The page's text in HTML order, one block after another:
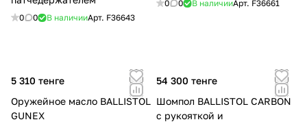
0 0 В наличииАрт. F36643
0 0 В наличииАрт. F36661
5 310 тенге
Оружейное масло BALLISTOL
GUNEX
54 300 тенге
Шомпол BALLISTOL CARBON
с рукояткой и